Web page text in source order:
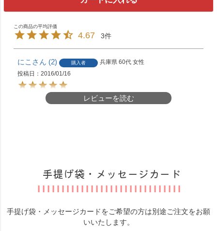
4.67 3
にこ 2 購入者 兵庫県 60代 女性
投稿日
2016/01/16
茨城県
2009/07/15
見た目と違ってサクサクパリパリ♪思ったよりも甘
くて、でも豆の食感もちゃんとあって・・・かな
レビューを読む
手提げ袋・メッセージカード
手提げ袋・メッセージカードをご希望の方は別途ご注文をお願
いいたします。